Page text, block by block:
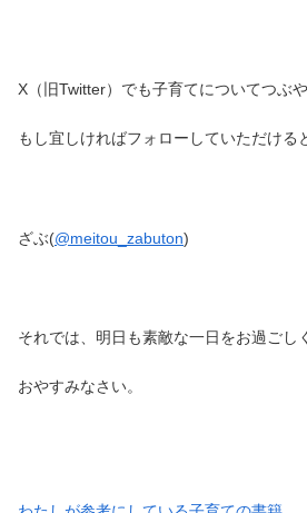
X（旧Twitter）でも子育てについてつぶや
もし宜しければフォローしていただける
ざぶ(@meitou_zabuton)
それでは、明日も素敵な一日をお過ごし
おやすみなさい。